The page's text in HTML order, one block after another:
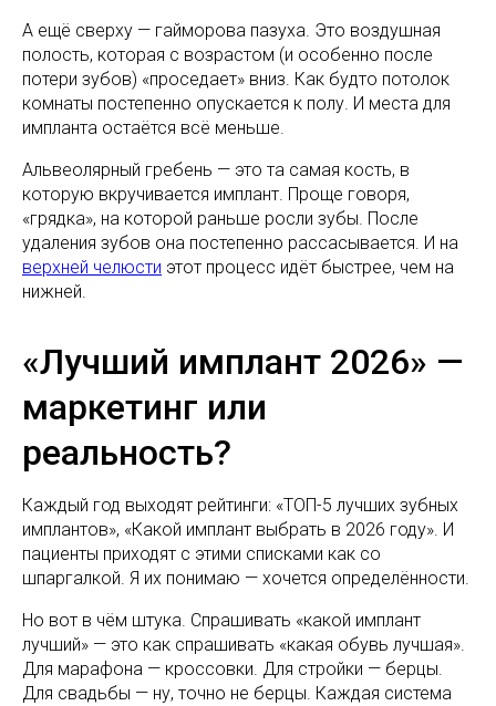
А ещё сверху — гайморова пазуха. Это воздушная
полость, которая с возрастом (и особенно после
потери зубов) «проседает» вниз. Как будто потолок
комнаты постепенно опускается к полу. И места для
импланта остаётся всё меньше.
Альвеолярный гребень — это та самая кость, в
которую вкручивается имплант. Проще говоря,
«грядка», на которой раньше росли зубы. После
удаления зубов она постепенно рассасывается. И на
верхней челюсти этот процесс идёт быстрее, чем на
нижней.
«Лучший имплант 2026» —
маркетинг или
реальность?
Каждый год выходят рейтинги: «ТОП-5 лучших зубных
имплантов», «Какой имплант выбрать в 2026 году». И
пациенты приходят с этими списками как со
шпаргалкой. Я их понимаю — хочется определённости.
Но вот в чём штука. Спрашивать «какой имплант
лучший» — это как спрашивать «какая обувь лучшая».
Для марафона — кроссовки. Для стройки — берцы.
Для свадьбы — ну, точно не берцы. Каждая система